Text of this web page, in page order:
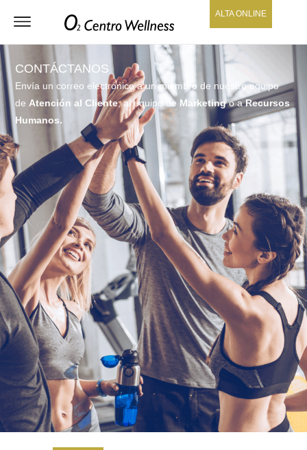
ALTA ONLINE
CONTÁCTANOS
Envía un correo electrónico a un miembro de nuestro equipo
deAtención al Cliente, al equipo de Marketingo aRecursos
Humanos.